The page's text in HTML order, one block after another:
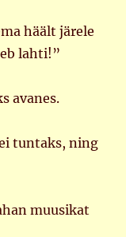
häält järele
lahti!”
avanes.
tuntaks, ning
muusikat